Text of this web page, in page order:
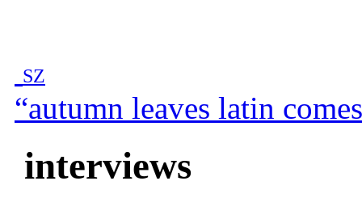
SZ
“autumn leaves latin
interviews